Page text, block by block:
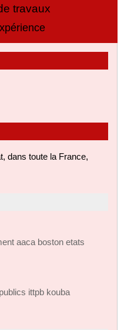
travaux
dans toute la France,
aaca boston etats
ittpb kouba